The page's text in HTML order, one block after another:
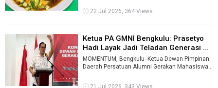
22 Jul 2026, 364 Views
Ketua PA GMNI Bengkulu: Prasetyo
Hadi Layak Jadi Teladan Generasi ...
MOMENTUM, Bengkulu--Ketua Dewan Pimpinan
Daerah Persatuan Alumni Gerakan Mahasiswa
21 Jul 2026, 343 Views